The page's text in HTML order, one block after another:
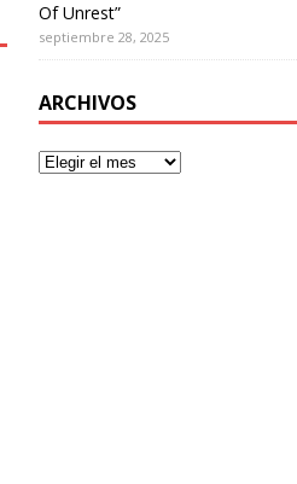
Of Unrest”
septiembre 28, 2025
ARCHIVOS